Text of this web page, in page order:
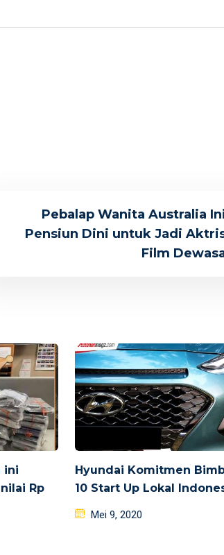
Pebalap Wanita Australia
Pensiun Dini untuk Jadi
Film
ini
Rp
Hyundai Komitmen
10 Start Up Lokal
Posted
Mei 9, 2020